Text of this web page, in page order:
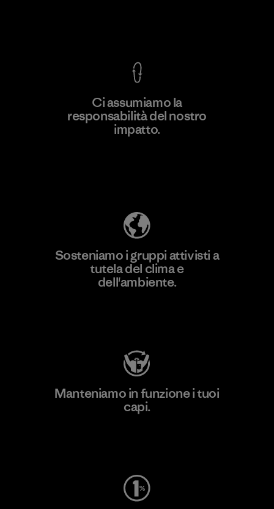
Scopri di più
Ci assumiamo la
responsabilità del nostro
impatto.
Sosteniamo i gruppi attivisti a
tutela del clima e
dell'ambiente.
Manteniamo in funzione i tuoi
capi.